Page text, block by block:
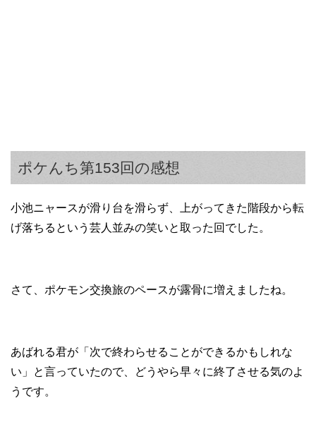
ポケんち第153回の感想
小池ニャースが滑り台を滑らず、上がってきた階段から転
げ落ちるという芸人並みの笑いと取った回でした。
さて、ポケモン交換旅のペースが露骨に増えましたね。
あばれる君が「次で終わらせることができるかもしれな
い」と言っていたので、どうやら早々に終了させる気のよ
うです。